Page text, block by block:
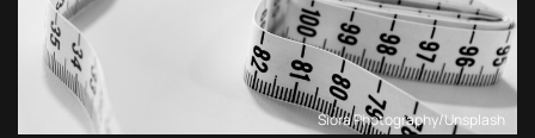
Siora Photography/Unsplash